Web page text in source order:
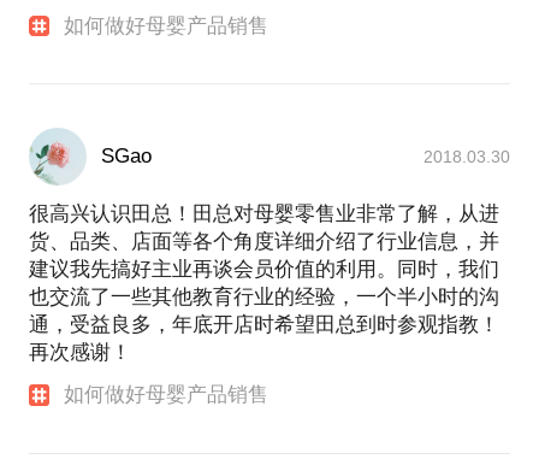
如何做好母婴产品销售
SGao 2018.03.30
很高兴认识田总！田总对母婴零售业非常了解，从进
货、品类、店面等各个角度详细介绍了行业信息，并
建议我先搞好主业再谈会员价值的利用。同时，我们
也交流了一些其他教育行业的经验，一个半小时的沟
通，受益良多，年底开店时希望田总到时参观指教！
再次感谢！
如何做好母婴产品销售